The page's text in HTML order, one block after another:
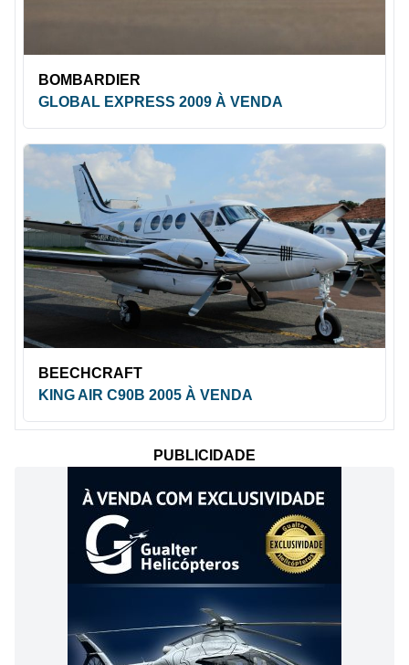
BOMBARDIER
GLOBAL EXPRESS 2009 À VENDA
BEECHCRAFT
KING AIR C90B 2005 À VENDA
PUBLICIDADE